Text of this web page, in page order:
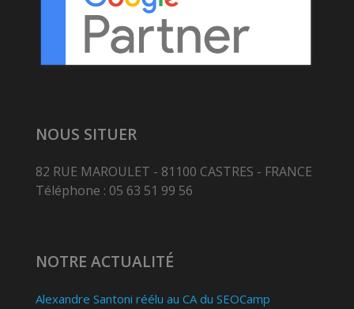
NOUS SITUER
82 RUE MAROULET - 81100 CASTRES - FRANCE
Téléphone : 05 63 51 99 56
NOTRE ACTUALITÉ
Alexandre Santoni réélu au CA du SEOCamp